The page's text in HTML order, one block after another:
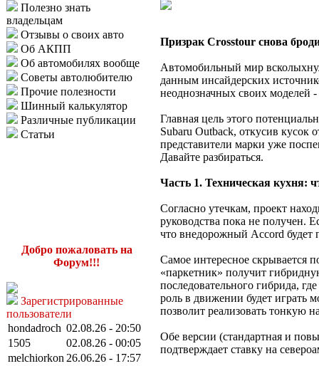
Полезно знать
владельцам
Отзывы о своих авто
Об АКПП
Об автомобилях вообще
Советы автолюбителю
Прочие полезности
Шинный калькулятор
Различные публикации
Статьи
Добро пожаловать на
Форум!!!
Зарегистрированные
пользователи
hondadroch 02.08.26 - 20:50
1505
02.08.26 - 00:05
melchiorkon 26.06.26 - 17:57
Призрак Crosstour снова
Автомобильный мир
данным инсайдерских
неоднозначных своих моделей
Главная цель этого
Subaru Outback, откусив кусок
представители марки уже
Давайте разбираться.
Часть 1. Техническая кухня:
Согласно утечкам, проект
руководства пока не получен.
что внедорожный Accord будет
Самое интересное скрывается
«паркетник» получит
последовательного гибрида,
роль в движении будет играть
позволит реализовать тонкую
Обе версии (стандартная и
подтверждает ставку на